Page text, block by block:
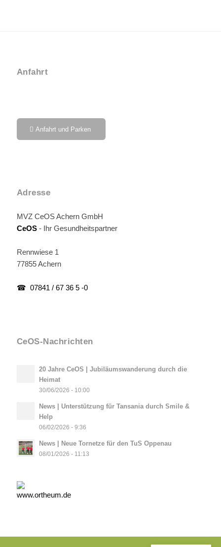
Anfahrt
Anfahrt und Parken
Adresse
MVZ CeOS Achern GmbH
CeOS- Ihr Gesundheitspartner
Rennwiese 1
77855 Achern
☎ 07841 / 67 36 5 -0
CeOS-Nachrichten
20 Jahre CeOS | Jubiläumswanderung durch die
Heimat
30/06/2026 - 10:00
News | Unterstützung für Tansania durch Smile &
Help
06/02/2026 - 9:36
News | Neue Tornetze für den TuS Oppenau
08/01/2026 - 11:13